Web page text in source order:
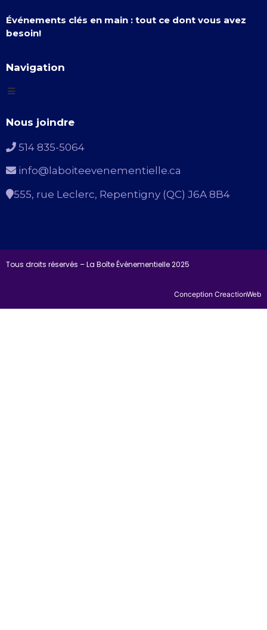
Événements clés en main : tout ce dont vous avez
besoin!
Navigation
Nous joindre
514 835-5064
info@laboiteevenementielle.ca
555, rue Leclerc, Repentigny (QC) J6A 8B4
Tous droits réservés – La Boîte Événementielle 2025
Conception CreactionWeb